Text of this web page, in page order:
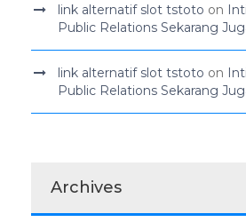
link alternatif slot tstoto on
Public Relations Sekarang
link alternatif slot tstoto on
Public Relations Sekarang
Archives